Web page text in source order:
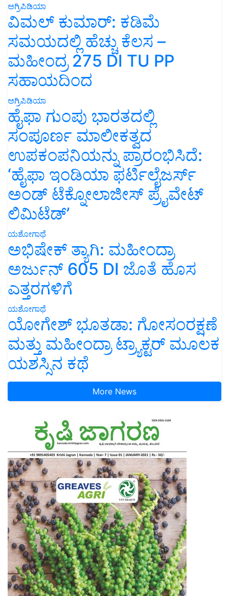
ಅಗ್ರಿಪಿಡಿಯಾ
ವಿಮಲ್ ಕುಮಾರ್: ಕಡಿಮೆ
ಸಮಯದಲ್ಲಿ ಹೆಚ್ಚು ಕೆಲಸ –
ಮಹೀಂದ್ರ 275 DI TU PP
ಸಹಾಯದಿಂದ
ಅಗ್ರಿಪಿಡಿಯಾ
ಹೈಫಾ ಗುಂಪು ಭಾರತದಲ್ಲಿ
ಸಂಪೂರ್ಣ ಮಾಲೀಕತ್ವದ
ಉಪಕಂಪನಿಯನ್ನು ಪ್ರಾರಂಭಿಸಿದೆ:
‘ಹೈಫಾ ಇಂಡಿಯಾ ಫರ್ಟಿಲೈಜರ್ಸ್
ಅಂಡ್ ಟೆಕ್ನೋಲಾಜೀಸ್ ಪ್ರೈವೇಟ್
ಲಿಮಿಟೆಡ್’
ಯಶೋಗಾಥೆ
ಅಭಿಷೇಕ್ ತ್ಯಾಗಿ: ಮಹೀಂದ್ರಾ
ಅರ್ಜುನ್ 605 DI ಜೊತೆ ಹೊಸ
ಎತ್ತರಗಳಿಗೆ
ಯಶೋಗಾಥೆ
ಯೋಗೇಶ್ ಭೂತಡಾ: ಗೋಸಂರಕ್ಷಣೆ
ಮತ್ತು ಮಹೀಂದ್ರಾ ಟ್ರ್ಯಾಕ್ಟರ್ ಮೂಲಕ
ಯಶಸ್ಸಿನ ಕಥೆ
More News